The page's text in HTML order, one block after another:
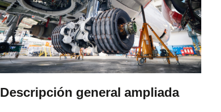
Descripción general ampliada